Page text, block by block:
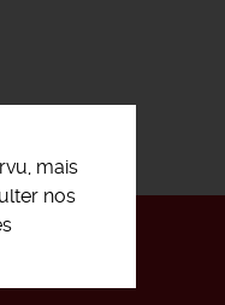
mais
nos